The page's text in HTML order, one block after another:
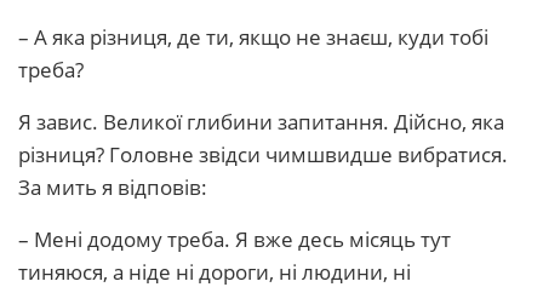
– А яка різниця, де ти, якщо не знаєш, куди тобі
треба?
Я завис. Великої глибини запитання. Дійсно, яка
різниця? Головне звідси чимшвидше вибратися.
За мить я відповів:
– Мені додому треба. Я вже десь місяць тут
тиняюся, а ніде ні дороги, ні людини, ні